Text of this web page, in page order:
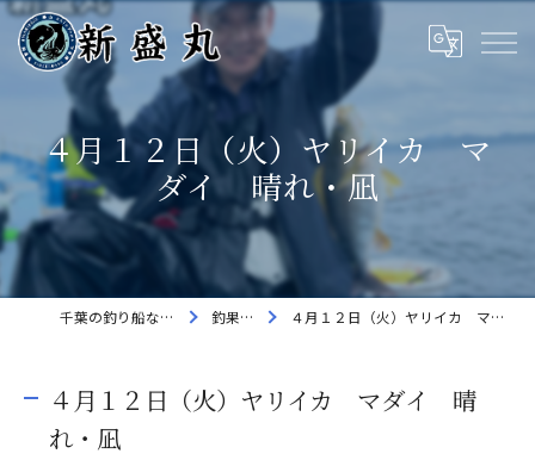
４月１２日（火）ヤリイカ マ
ダイ 晴れ・凪
千葉の釣り船なら新盛丸 釣果速報 ４月１２日（火）ヤリイカ マダイ 晴れ・凪
４月１２日（火）ヤリイカ マダイ 晴
れ・凪